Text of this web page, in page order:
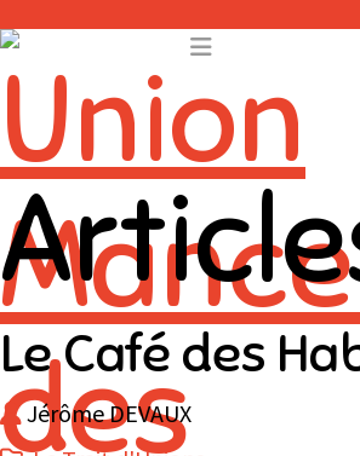
Le Café des
Jérôme DEVAUX